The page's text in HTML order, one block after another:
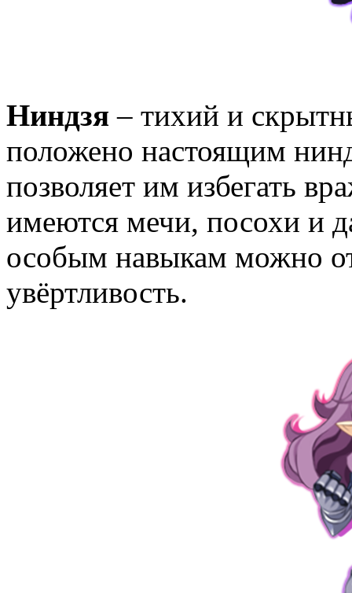
Ниндзя – тихий и
положено настоящим
позволяет им избегать
имеются мечи, посохи и
особым навыкам можно
увёртливость.